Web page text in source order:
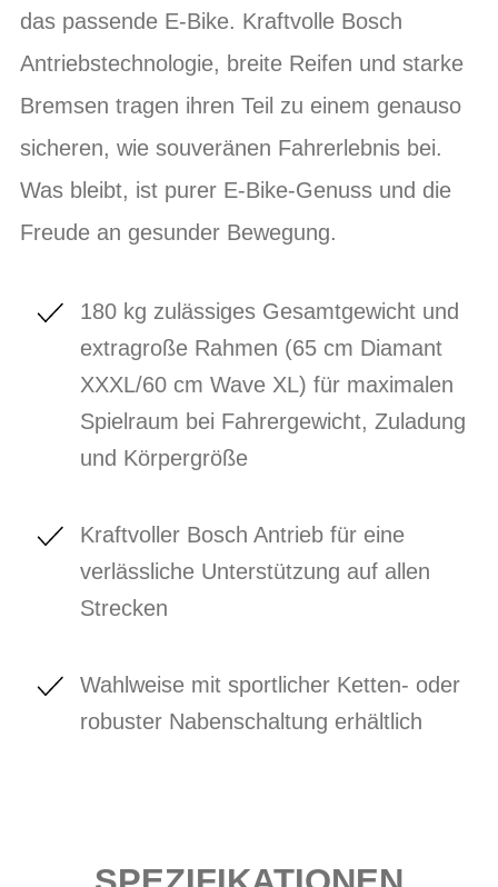
das passende E-Bike. Kraftvolle Bosch
Antriebstechnologie, breite Reifen und starke
Bremsen tragen ihren Teil zu einem genauso
sicheren, wie souveränen Fahrerlebnis bei.
Was bleibt, ist purer E-Bike-Genuss und die
Freude an gesunder Bewegung.
180 kg zulässiges Gesamtgewicht und
extragroße Rahmen (65 cm Diamant
XXXL/60 cm Wave XL) für maximalen
Spielraum bei Fahrergewicht, Zuladung
und Körpergröße
Kraftvoller Bosch Antrieb für eine
verlässliche Unterstützung auf allen
Strecken
Wahlweise mit sportlicher Ketten- oder
robuster Nabenschaltung erhältlich